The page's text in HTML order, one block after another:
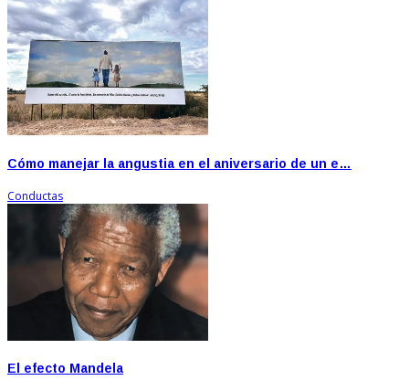
Cómo manejar la angustia en el aniversario de un e…
Conductas
El efecto Mandela